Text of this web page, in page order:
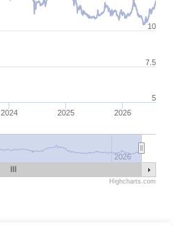
2024 2025 2026
2026
10
5
7.5
Highcharts.com